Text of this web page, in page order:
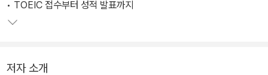
컷 달성을 앞당길 수 있게 하였다.
• TOEIC 접수부터 성적 발표까지
저자 소개